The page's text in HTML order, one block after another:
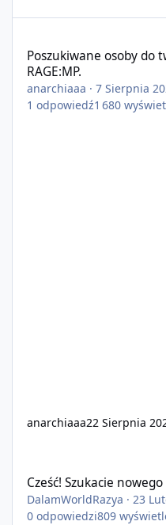
Poszukiwane osoby do
RAGE:MP.
anarchiaaa ·7 Sierpnia
1 odpowiedź1 680
anarchiaaa22 Sierpnia
Cześć! Szukacie nowego
DalamWorldRazya ·23
0 odpowiedzi809